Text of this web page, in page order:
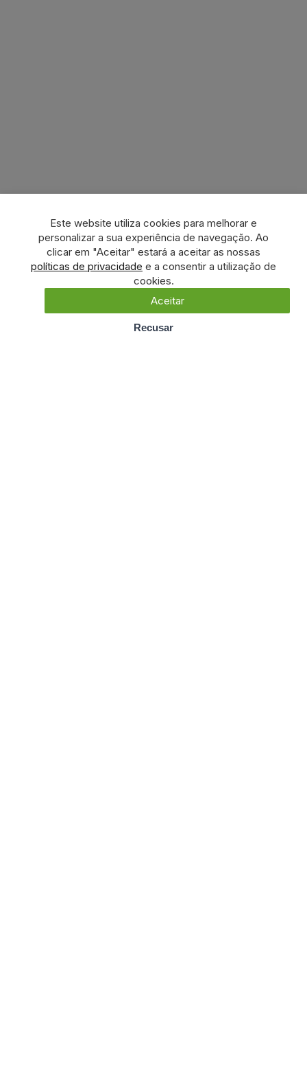
Este website utiliza cookies para melhorar e
personalizar a sua experiência de navegação. Ao
clicar em "Aceitar" estará a aceitar as nossas
políticas de privacidade e a consentir a utilização de
cookies.
Aceitar
Recusar